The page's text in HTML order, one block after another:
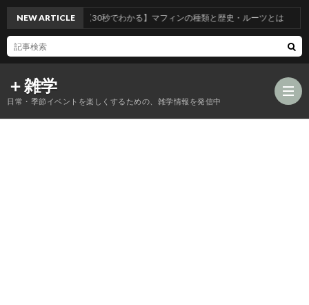
＋雑学
日常・季節イベントを楽しくするための、雑学情報を発信中
NEW ARTICLE【30秒でわかる】マフィンの種類と歴史・ルーツとは